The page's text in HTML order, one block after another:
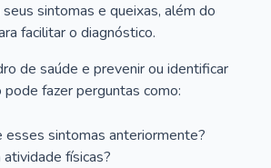
sintomas e queixas, além do
facilitar o diagnóstico.
de saúde e prevenir ou identificar
pode fazer perguntas como:
esses sintomas anteriormente?
físicas?